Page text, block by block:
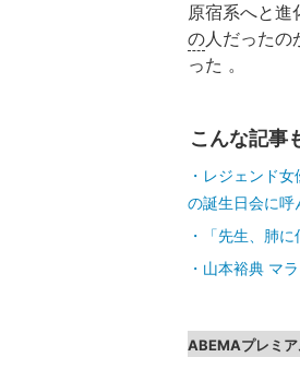
原宿系へと進
の人だったの
った 。
こんな記事
レジェンド
の誕生日会に呼
「先生、肺
山本裕典 マ
ABEMAプレミ